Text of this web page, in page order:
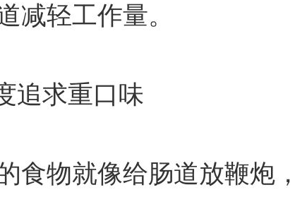
减轻工作量。
追求重口味
食物就像给肠道放鞭炮